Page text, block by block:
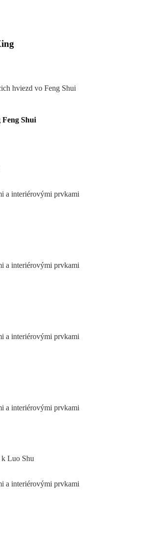
hviezd vo Feng Shui
Shui
a interiérovými prvkami
a interiérovými prvkami
a interiérovými prvkami
a interiérovými prvkami
Luo Shu
a interiérovými prvkami